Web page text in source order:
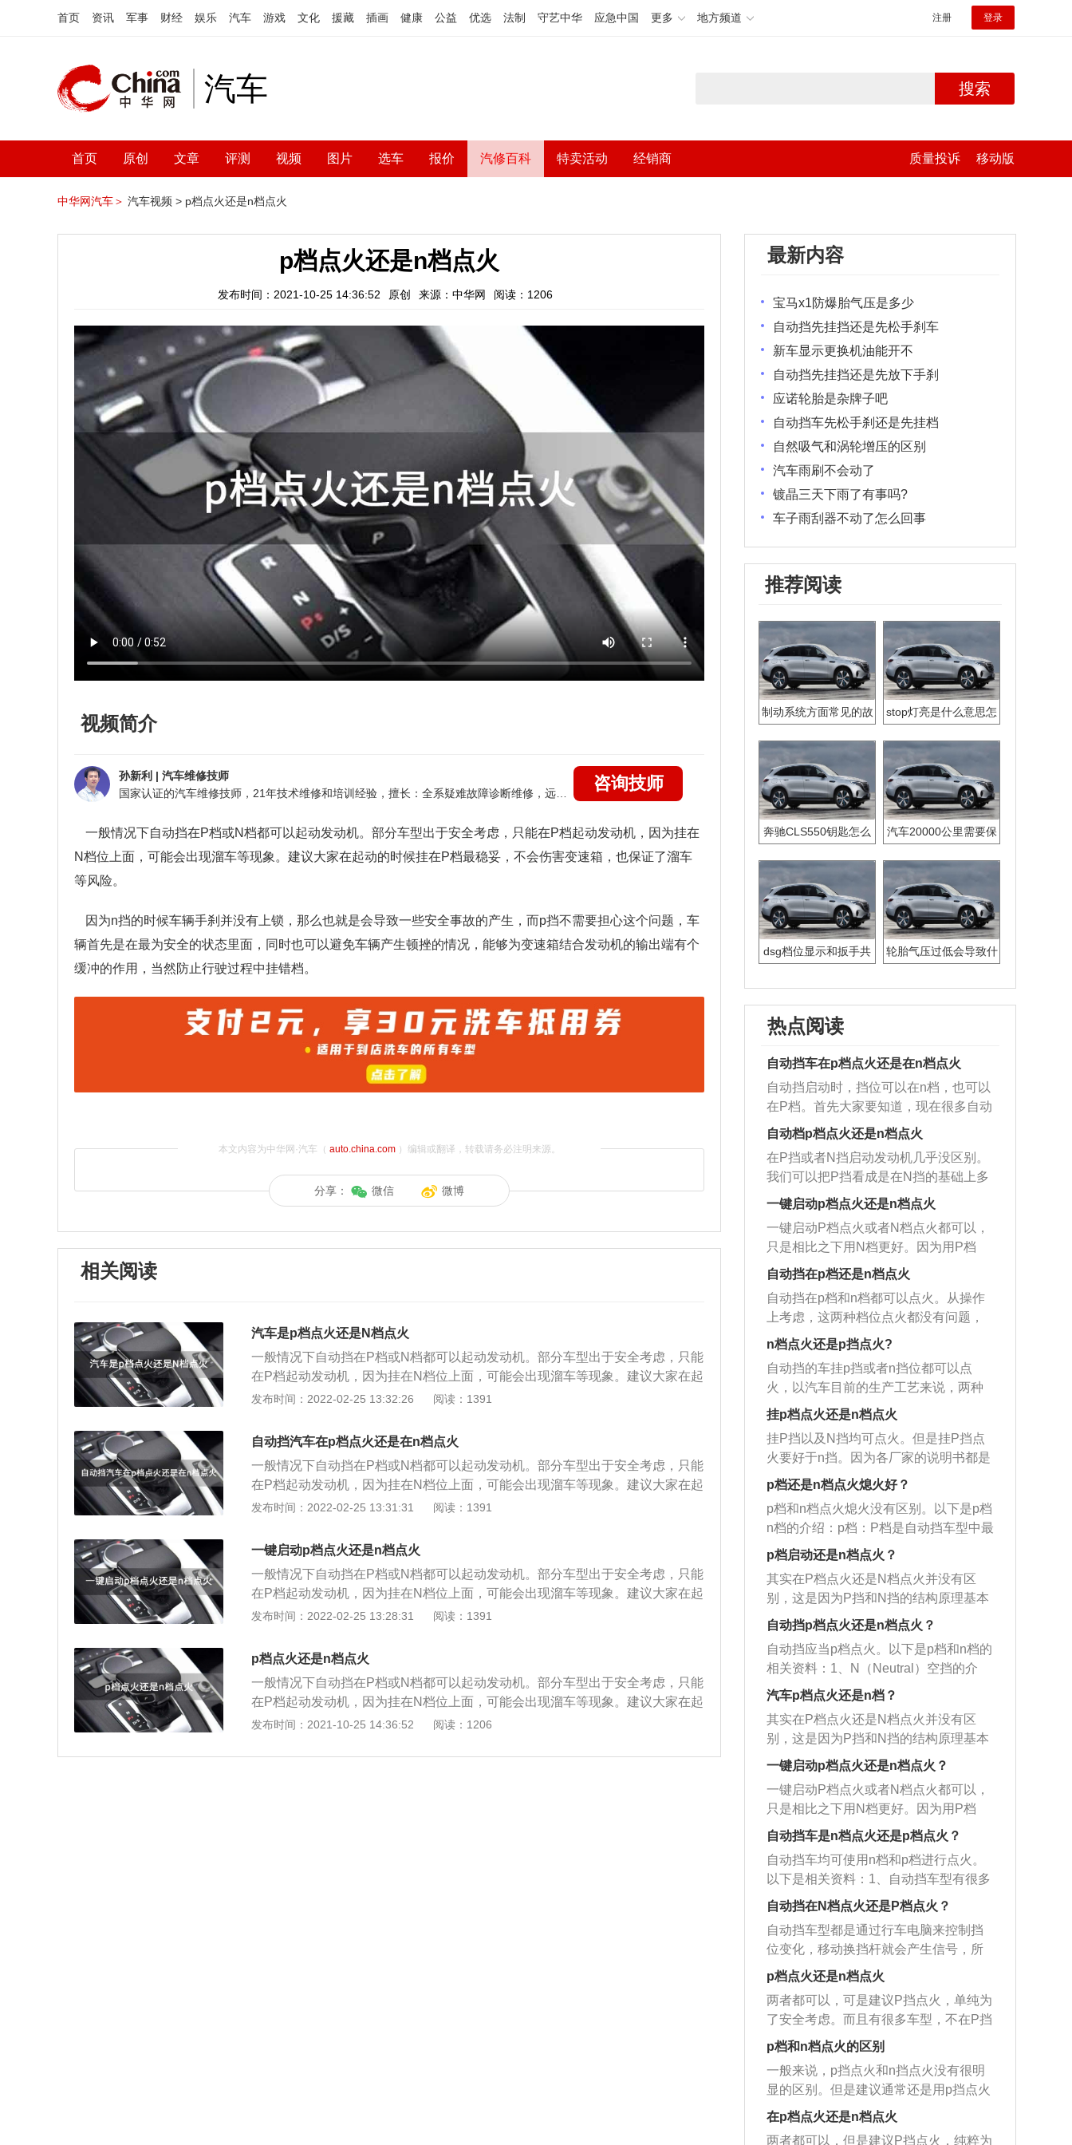
首页 资讯 军事 财经 娱乐 汽车 游戏 文化 援藏 插画 健康 公益 优选 法制 守艺中华 应急中国 更多 地方频道 注册 登录
汽车 搜索
首页 原创 文章 评测 视频 图片 选车 报价 汽修百科 特卖活动 经销商 质量投诉 移动版
中华网汽车＞ 汽车视频 > p档点火还是n档点火
p档点火还是n档点火
发布时间：2021-10-25 14:36:52 原创 来源：中华网 阅读：1206
视频简介
孙新利 | 汽车维修技师
国家认证的汽车维修技师，21年技术维修和培训经验，擅长：全系疑难故障诊断维修，远程维修技术指导
咨询技师
一般情况下自动挡在P档或N档都可以起动发动机。部分车型出于安全考虑，只能在P档起动发动机，因为挂在
N档位上面，可能会出现溜车等现象。建议大家在起动的时候挂在P档最稳妥，不会伤害变速箱，也保证了溜车
等风险。
因为n挡的时候车辆手刹并没有上锁，那么也就是会导致一些安全事故的产生，而p挡不需要担心这个问题，车
辆首先是在最为安全的状态里面，同时也可以避免车辆产生顿挫的情况，能够为变速箱结合发动机的输出端有个
缓冲的作用，当然防止行驶过程中挂错档。
本文内容为中华网·汽车（ auto.china.com）编辑或翻译，转载请务必注明来源。
分享： 微信 微博
相关阅读
汽车是p档点火还是N档点火
一般情况下自动挡在P档或N档都可以起动发动机。部分车型出于安全考虑，只能
在P档起动发动机，因为挂在N档位上面，可能会出现溜车等现象。建议大家在起
动的时候挂在P档最稳妥，不会伤害变速箱，也保证了溜车等风险。 因为n挡的时
担心这个问题，车辆首先是在最为安全的状态里面，同时也可以避免车辆产生顿
挫的情况，能够为变速箱结合发动机的输出端有个缓冲的作用，当然防止行驶过
程中挂错档。
发布时间：2022-02-25 13:32:26 阅读：1391
自动挡汽车在p档点火还是在n档点火
一般情况下自动挡在P档或N档都可以起动发动机。部分车型出于安全考虑，只能
在P档起动发动机，因为挂在N档位上面，可能会出现溜车等现象。建议大家在起
动的时候挂在P档最稳妥，不会伤害变速箱，也保证了溜车等风险。 因为n挡的时
担心这个问题，车辆首先是在最为安全的状态里面，同时也可以避免车辆产生顿
挫的情况，能够为变速箱结合发动机的输出端有个缓冲的作用，当然防止行驶过
程中挂错档。
发布时间：2022-02-25 13:31:31 阅读：1391
一键启动p档点火还是n档点火
一般情况下自动挡在P档或N档都可以起动发动机。部分车型出于安全考虑，只能
在P档起动发动机，因为挂在N档位上面，可能会出现溜车等现象。建议大家在起
动的时候挂在P档最稳妥，不会伤害变速箱，也保证了溜车等风险。 因为n挡的时
担心这个问题，车辆首先是在最为安全的状态里面，同时也可以避免车辆产生顿
挫的情况，能够为变速箱结合发动机的输出端有个缓冲的作用，当然防止行驶过
程中挂错档。
发布时间：2022-02-25 13:28:31 阅读：1391
p档点火还是n档点火
一般情况下自动挡在P档或N档都可以起动发动机。部分车型出于安全考虑，只能
在P档起动发动机，因为挂在N档位上面，可能会出现溜车等现象。建议大家在起
动的时候挂在P档最稳妥，不会伤害变速箱，也保证了溜车等风险。 因为n挡的时
担心这个问题，车辆首先是在最为安全的状态里面，同时也可以避免车辆产生顿
发布时间：2021-10-25 14:36:52 阅读：1206
最新内容
宝马x1防爆胎气压是多少
自动挡先挂挡还是先松手刹车
新车显示更换机油能开不
自动挡先挂挡还是先放下手刹
应诺轮胎是杂牌子吧
自动挡车先松手刹还是先挂档
自然吸气和涡轮增压的区别
汽车雨刷不会动了
镀晶三天下雨了有事吗?
车子雨刮器不动了怎么回事
推荐阅读
制动系统方面常见的故
stop灯亮是什么意思怎
奔驰CLS550钥匙怎么
汽车20000公里需要保
dsg档位显示和扳手共
轮胎气压过低会导致什
热点阅读
自动挡车在p档点火还是在n档点火
自动挡启动时，挡位可以在n档，也可以
在P档。首先大家要知道，现在很多自动
挡车型在点火的时候都是需要踩脚刹，
要不然是无法启动车辆的，而启动车辆
最好的档位是挂在p挡。P挡除了用来点
火以外，当大家在坡道上长时间停车的
时候，就可以用到P挡，目的是为了防止
溜车，当然，在挂入p挡以后，还是需要
拉起手刹。而N挡的作用主要是用来短暂
以踩脚刹，挂入N挡，然后拉起手刹，松
开脚刹，目的是为了防止后溜。所以，
根据不同的挡位是有着不同的作用，大
家一定要按照正确的方法去行使。自动
挡的挡位有：1、P挡是泊车挡；2、R挡
是倒车挡；3、N挡是空挡；4、D挡是前
进挡；5、L挡是低速挡；6、S挡是运动
模式。自动挡是不用驾驶者去手动换
挡，车辆会根据行驶的速度和交通情况
自动选择合适的挡位行驶。
自动档p档点火还是n档点火
在P挡或者N挡启动发动机几乎没区别。
我们可以把P挡看成是在N挡的基础上多
了一个锁住变速箱输出轴的动作，对于
变速箱挡位来说不管是P挡还是N挡，变
速箱都处于空挡状态。所以说在P挡启动
或者N挡启动都可以。自动挡车的p档点
火步骤是：1.转动钥匙至电源挡；2.踩下
脚刹，p挡档位，将钥匙转到点火挡启动
发动机自动挡车的N档点火步骤是：1、
位从p挡拉到N挡；3、松开脚刹，将钥
匙转到点火挡启动发动机；自动挡的车
挂挡的注意事项：1、换挡不要踩油门踏
板；2、挂上挡位不要猛踩油门踏板；
3、只有在p、N两挡时才可以发动车
辆；4、从p挡摘除挡杆需踩住刹车；5、
行驶中不可挂入N挡滑行；6、车在行驶
中不可推入p挡；7、行驶方向变动时，d
挡r挡切换需等车辆停稳后操作；8、行
驶中把挡位放在N上油泵无法正常供油进
造成损坏。
一键启动p档点火还是n档点火
一键启动P档点火或者N档点火都可以，
只是相比之下用N档更好。因为用P档
（驻车档）启动发动机后，档位的手柄
要经过R档（倒车档），尽管是脚踩刹
车，但是在自动变速箱内还是经历了一
次档位的摘和挂、增加了磨损。一键启
动汽车正确步骤：1、驾驶员需要确认车
辆的挡位处于P挡或N挡，然后按动车辆
的一键启动按钮，使车辆通电，并由车
结束后，驾驶员右脚踩踏刹车踏板，并
再按以下车辆的启动按钮，即可将汽车
点火启动。正常情况下，车辆启动后需
要将车辆进行原地热车，热车时间可以
根据车辆的周身环境而定，热好车后，
踩踏车辆的刹车踏板，将车辆的挡位挂
至D挡，然后松开车辆的手刹功能，缓慢
抬起车辆的刹车踏板，这时车辆即可平
稳起步。车主在使用车辆时，需要按照
交通安全法规，文明使用车辆，为了自
安全负责。
自动挡在p档还是n档点火
自动挡在p档和n档都可以点火。从操作
上考虑，这两种档位点火都没有问题，
从安全性上考虑，p档点火会更好。n挡
虽然是空挡，但汽车在挂这个挡位时可
以怠速滑行。如果司机在n挡点了火，就
有可能出现溜车、滑跑等情况。p挡作为
驻车档，能对汽车起到一个固定作用。
当汽车挂上p挡后，在变速箱输出轴的末
端，会有一个齿轮组和输出轴咬合，从
相当于上了一层保险，这时候汽车动力
系统和行驶系统之间断开了连接，在汽
车点火后就算给油汽车也不会走。由此
一来就能保证汽车在点火过程中不会出
现溜车、滑跑等情况，在安全性上远远
超出了n挡点火。所以从安全性上考虑，
p挡点火比n挡点火更好。而且根据变速
箱的原理来看，在点火的时候挂在P档是
非常合适的。因为挂入P档的时候虽然有
一个短暂的冲击力，但是影响还是很小
n档点火还是p挡点火?
自动挡的车挂p挡或者n挡位都可以点
火，以汽车目前的生产工艺来说，两种
档位打火都是没问题的。N挡和P挡的区
别，就在于P挡比N挡多出一个棘爪，挂
上后就会对变速箱输出轴起到锁止作
用。很大程度上避免前窜或溜车，也就
相当于给汽车多上一道保险。对于自动
挡车而言，如今很多车型在熄火后，挡
位是不能去改变的。也就是说，在熄火
挡，那就只能使用p挡去打火。自动挡的
车挂挡的注意事项：1、换挡不要踩油门
踏板；2、挂上挡位不要猛踩油门踏板；
3、只有在p、n两挡时才可以发动车辆；
4、从p挡摘除挡杆需踩住刹车；5、行驶
中不可挂入n挡滑行；6、车在行驶中不
可推入p挡；7、行驶方向变动时，d挡r
挡切换需等车辆停稳后操作；8、行驶中
把挡位放在n上油泵无法正常供油进行润
滑，可使变速箱内部件温度升高，造成
挂p档点火还是n档点火
挂P挡以及N挡均可点火。但是挂P挡点
火要好于n挡。因为各厂家的说明书都是
这么规定的，用N挡点火可能会对汽车的
变速箱造成安全隐患。自动变速箱意味
着不需要司机手动换挡，但电脑可以根
据路况和车况自动换挡。自动变速箱车
上一般有五个档位，顺序为：P、R、
N、D、S.P为驻车档，R为倒档，N为空
档，D为前进档，S为运动档。在带有自
档。P位点火可以防止汽车打滑，所以更
安全。P挡和N挡的结构原理基本上是一
样的，P挡比N挡多了一套棘爪齿轮机
构。挂了P挡或者N挡，都会切断变速箱
输入轴和输出轴的连接，输出轴此时就
不会旋转，挂P挡的时候输出轴末端的棘
爪齿轮机构还会锁住。
p档还是n档点火熄火好？
p档和n档点火熄火没有区别。以下是p档
n档的介绍：p档：P档是自动挡车型中最
常见的一种档位，P档中的P源于英文词
汇Park中的首字母，表示停车。通常情
况下，P档被设置在档位操作台的最前
端，是在驾驶员位置顺前推排挡的尽头
位置，是自动挡车辆中专用的泊车档
位。n档：N档来自英文单词Neutralgear
的首字母，用以表示变速箱与驱动轴完
档。N档的作用主要在于车辆在短停的场
景下，可以将变速箱与驱动轴分离，从
而减轻变速箱的工作负荷，N档通常设定
在R档(倒挡)与D档(前进档)的中间位置。
p档启动还是n档点火？
其实在P档点火还是N档点火并没有区
别，这是因为P挡和N挡的结构原理基本
上一样，只是P挡比N挡多了一套棘爪齿
轮机构而已。挂了P挡或者N挡，都会切
断变速箱输入轴和输出轴的连接，输出
轴此时就不会旋转，只是挂P挡的时候输
出轴末端的棘爪齿轮机构还会锁住而
已。关于汽车挡位的相关信息如下：1.手
动挡一档通常对应的是20码以下。2.二
5码之间。4.四挡在45到60码之间。5.五
档在60码以上，如果车型有六挡那到80
码可以换到6挡。
自动挡p档点火还是n档点火？
自动挡应当p档点火。以下是p档和n档的
相关资料：1、N（Neutral）空挡的介
绍：空挡N相当于手动挡的空挡，可在起
动时或拖车时使用。在等待信号或堵车
时常常将选挡杆保持在D位，同时踩下制
动。若时间很短，允许这样做，但若停
止时间长时最好换入N位，并拉紧手制
动。2、P（Parking）泊车挡的介绍：挂
入此档位时，车轮处于机械抱死状态，
时才可使用P档，不然自动变速器的机械
部分会受到损坏。另外，自动挡的汽车
一般会设置启动的开关，使得汽车只能
在“P”或“N”档才能启动发动机，以避免在
别的档位上误启动时使汽车突然前窜。
汽车p档点火还是n档？
其实在P档点火还是N档点火并没有区
别，这是因为P挡和N挡的结构原理基本
上一样，只是P挡比N挡多了一套棘爪齿
轮机构而已。挂了P挡或者N挡，都会切
断变速箱输入轴和输出轴的连接，输出
轴此时就不会旋转，只是挂P挡的时候输
出轴末端的棘爪齿轮机构还会锁住而
已。关于汽车挡位的相关信息如下：1.手
动挡一档通常对应的是20码以下。2.二
5码之间。4.四挡在45到60码之间。5.五
档在60码以上，如果车型有六挡那到80
码可以换到6挡。
一键启动p档点火还是n档点火？
一键启动P档点火或者N档点火都可以，
只是相比之下用N档更好。因为用P档
（驻车档）启动发动机后，档位的手柄
要经过R档（倒车档），尽管是脚踩刹
车，但是在自动变速箱内还是经历了一
次档位的摘和挂、增加了磨损。以下是
汽车挡位的介绍：1、P挡代表的是停车
挡，也叫做驻车挡，在车辆停车的时候
使用。2、D挡代表的是行车挡，在车辆
挡，在车辆后退的时候使用。4、N挡代
表的是空挡，在拖车、临时停车的时候
使用。5、S挡是运动模式。6、M挡是手
动模式。
自动挡车是n档点火还是p档点火？
自动挡车均可使用n档和p档进行点火。
以下是相关资料：1、自动挡车型有很多
档位，其中P挡是停车档位，车主在长时
间停车的时候会使用到P档；N挡则是空
挡，临时停车或者等红绿灯的时候会用
到N档。2、档杆的变动只会产生一个信
号，这个信号会经过变速箱控制系统（T
CU），相当于是一个单片机，然后通过
设定好的程序来确定是否要换挡。因
避免一些对汽车的变速箱产生危害的操
作。
自动挡在N档点火还是P档点火？
自动挡车型都是通过行车电脑来控制挡
位变化，移动换挡杆就会产生信号，所
以在点火的时候要挂在P挡更正确。但对
于自动档车而言，无论是挂P档点火还是
挂N档点火都可行，不存在挂P档会伤变
速箱这一说。以下是有关不同档启动的
介绍：1、从变速箱的原理来讲，变速箱
的档杆不会直接让变速箱换挡，档杆的
变动只会产生一个信号，这个信号会经
一个单片机，然后通过设定好的程序来
确定是否要换挡，所以说对那些可对变
p档点火还是n档点火
两者都可以，可是建议P挡点火，单纯为
了安全考虑。而且有很多车型，不在P挡
是点不着火的。首先，有人会说P挡点
火，挡位的手柄要通过R档、N挡，在自
动变速箱内，通过了两个挡位，增加了
磨损，会损伤变速箱。实际上这是完全
没有科学依据的。当P挡启动之后，通过
R档的时候，只要不停留，就不会使变速
p档和n档点火的区别
一般来说，p挡点火和n挡点火没有很明
显的区别。但是建议通常还是用p挡点火
为宜，因为各厂家的说明书都是这么规
定的，用n挡点火可能会对汽车的变速箱
在p档点火还是n档点火
两者都可以，但是建议P挡点火，纯粹为